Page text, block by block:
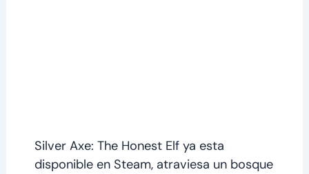
Silver Axe: The Honest Elf ya esta
disponible en Steam, atraviesa un bosque